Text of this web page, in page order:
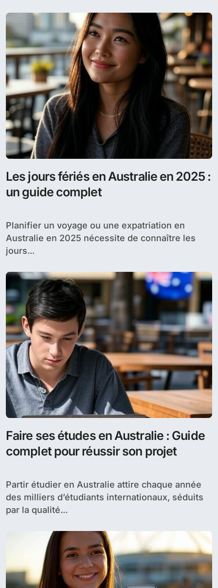
Les jours fériés en Australie en 2025 :
un guide complet
Planifier un voyage ou une expatriation en
Australie en 2025 nécessite de connaître les
jours...
Faire ses études en Australie : Guide
complet pour réussir son projet
Partir étudier en Australie attire chaque année
des milliers d’étudiants internationaux, séduits
par la qualité...